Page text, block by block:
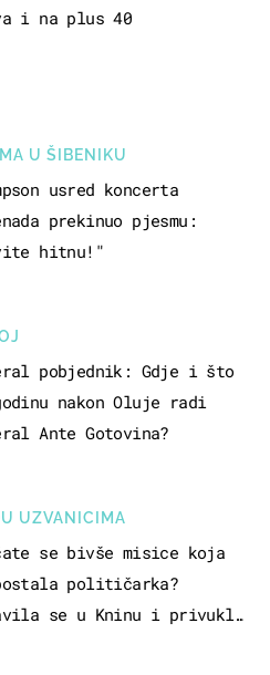
U ŠIBENIKU
usred koncerta
prekinuo pjesmu:
hitnu!"
pobjednik: Gdje i što
nakon Oluje radi
Ante Gotovina?
UZVANICIMA
se bivše misice koja
političarka?
se u Kninu i privukla
i na plus 40